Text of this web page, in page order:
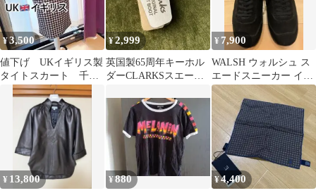
¥3,500
値下げ UKイギリス製
タイトスカート 千鳥
格子柄タイトスカー
ト モノトーン
¥2,999
英国製65周年キーホル
ダーCLARKSスエード
グランド製
¥ 7,900
WALSH ウォルシュ ス
エードスニーカー イギ
リス製 42
¥ 13,800 ¥880 ¥4,400